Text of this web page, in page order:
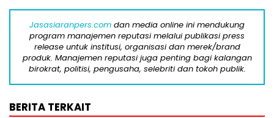
Jasasiaranpers.com dan media online ini mendukung
program manajemen reputasi melalui publikasi press
release untuk institusi, organisasi dan merek/brand
produk. Manajemen reputasi juga penting bagi kalangan
birokrat, politisi, pengusaha, selebriti dan tokoh publik.
BERITA TERKAIT